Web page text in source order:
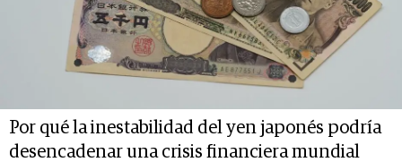
Por qué la inestabilidad del yen japonés podría
desencadenar una crisis financiera mundial